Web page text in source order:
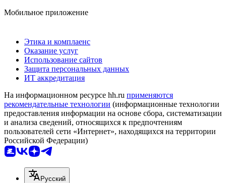
Мобильное приложение
Этика и комплаенс
Оказание услуг
Использование сайтов
Защита персональных данных
ИТ аккредитация
На информационном ресурсе hh.ru применяются
рекомендательные технологии (информационные технологии
предоставления информации на основе сбора, систематизации
и анализа сведений, относящихся к предпочтениям
пользователей сети «Интернет», находящихся на территории
Российской Федерации)
Русский